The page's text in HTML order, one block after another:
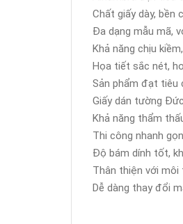
Chất giấy dày, bền
Đa dạng mẫu mã,
Khả năng chịu
Họa tiết sắc nét,
Sản phẩm đạt tiêu
Giấy dán tường
Khả năng thẩm
Thi công nhanh
Độ bám dính tốt,
Thân thiện với môi
Dễ dàng thay đổi